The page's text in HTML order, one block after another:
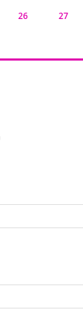
26 27